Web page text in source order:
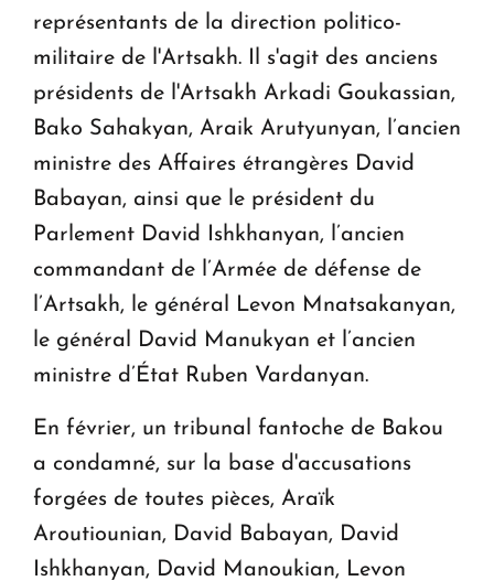
représentants de la direction politico-
militaire de l'Artsakh. Il s'agit des anciens
présidents de l'Artsakh Arkadi Goukassian,
Bako Sahakyan, Araik Arutyunyan, l’ancien
ministre des Affaires étrangères David
Babayan, ainsi que le président du
Parlement David Ishkhanyan, l’ancien
commandant de l’Armée de défense de
l’Artsakh, le général Levon Mnatsakanyan,
le général David Manukyan et l’ancien
ministre d’État Ruben Vardanyan.
En février, un tribunal fantoche de Bakou
a condamné, sur la base d'accusations
forgées de toutes pièces, Araïk
Aroutiounian, David Babayan, David
Ishkhanyan, David Manoukian, Levon